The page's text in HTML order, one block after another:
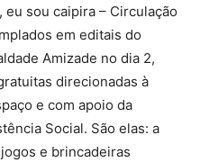
eu sou caipira – Circulação
em editais do
Amizade no dia 2,
direcionadas à
e com apoio da
Social. São elas: a
e brincadeiras